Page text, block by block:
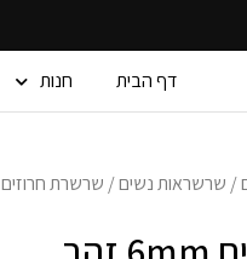
דף הבית חנות
/ שרשראות נשים/ שרשרת חרוזים 6mm זהב